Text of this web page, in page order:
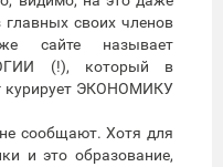
главных своих членов
сайте называет
(!), который в
курирует ЭКОНОМИКУ
сообщают. Хотя для
и это образование,